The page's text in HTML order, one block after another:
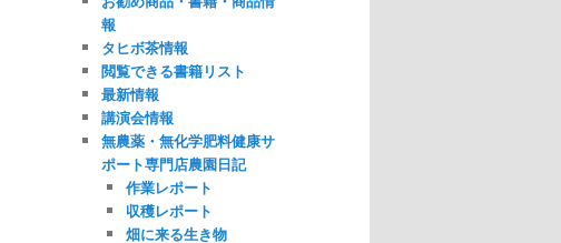
報
タヒボ茶情報
閲覧できる書籍リスト
最新情報
講演会情報
無農薬・無化学肥料健康サ
ポート専門店農園日記
作業レポート
収穫レポート
畑に来る生き物